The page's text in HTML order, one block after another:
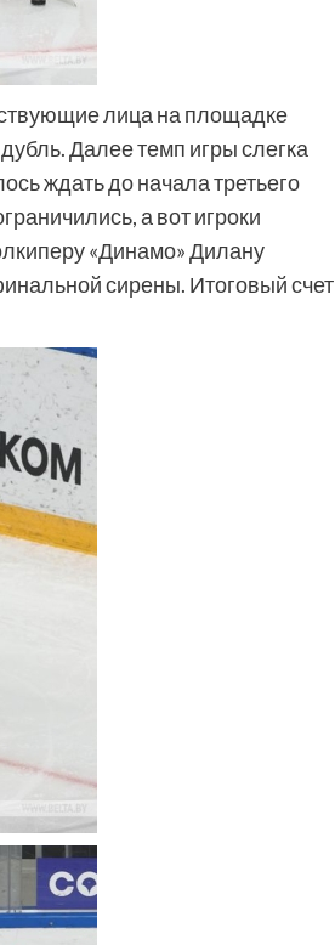
лица на площадке
Далее темп игры слегка
ждать до начала третьего
а вот игроки
«Динамо» Дилану
сирены. Итоговый счет